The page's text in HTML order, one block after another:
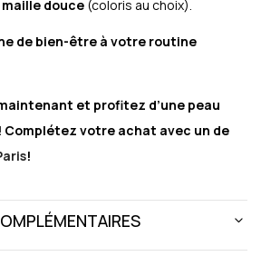
maille douce (coloris au choix).
de bien-être à votre routine
et profitez d’une peau
votre achat avec un de
!